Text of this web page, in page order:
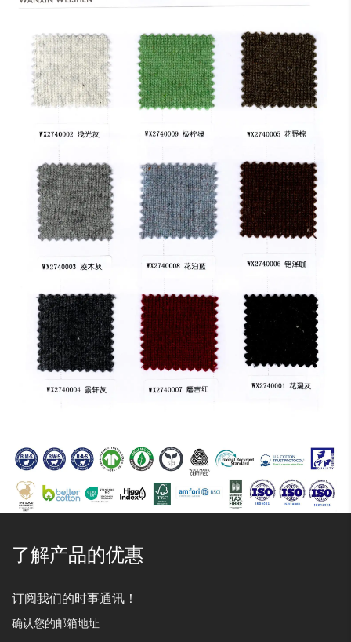
了解产品的优惠
订阅我们的时事通讯！